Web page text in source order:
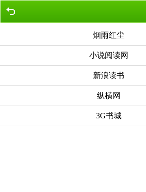
烟雨红尘
小说阅读网
新浪读书
纵横网
3G书城